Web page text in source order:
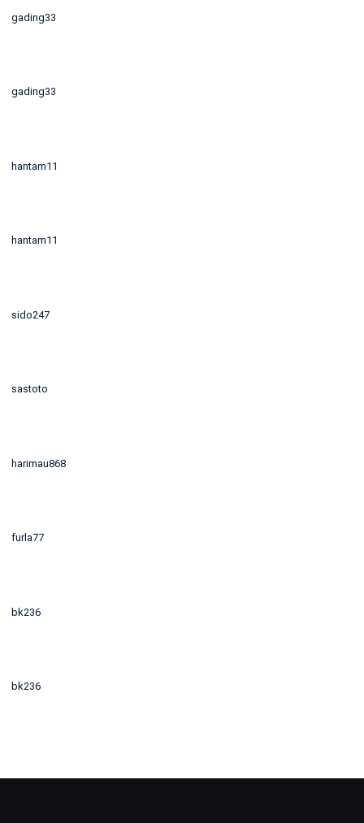
gading33
gading33
hantam11
hantam11
sido247
sastoto
harimau868
furla77
bk236
bk236